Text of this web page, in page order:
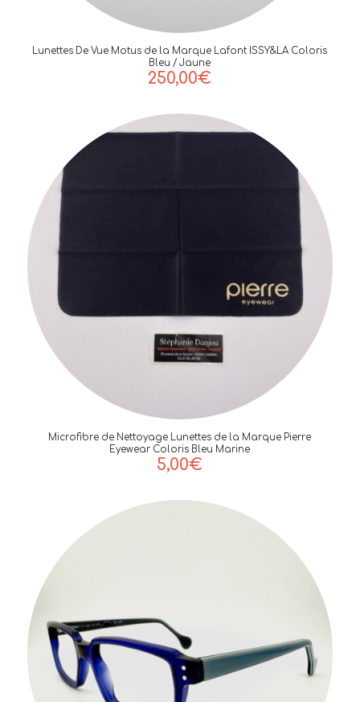
Lunettes De Vue Motus de la Marque Lafont ISSY&LA Coloris
Bleu / Jaune
250,00€
Microfibre de Nettoyage Lunettes de la Marque Pierre
Eyewear Coloris Bleu Marine
5,00€